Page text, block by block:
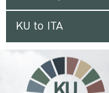
KU to ITA